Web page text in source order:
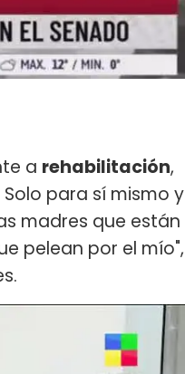
a rehabilitación,
Solo para sí mismo y
madres que están
pelean por el mío",